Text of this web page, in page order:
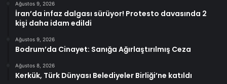
Ağustos 9, 2026
İran’da infaz dalgası sürüyor! Protesto davasında 2
kişi daha idam edildi
Ağustos 9, 2026
Bodrum’da Cinayet: Sanığa Ağırlaştırılmış Ceza
Ağustos 8, 2026
Kerkük, Türk Dünyası Belediyeler Birliği’ne katıldı